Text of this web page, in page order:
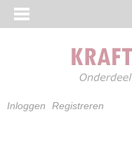
Inloggen Registreren